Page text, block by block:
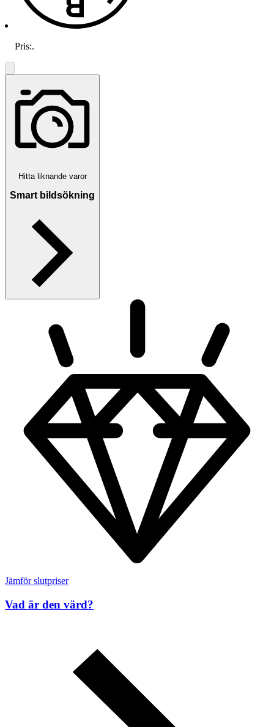
Pris:.
Hitta liknande varor
Smart bildsökning
Jämför slutpriser
Vad är den värd?